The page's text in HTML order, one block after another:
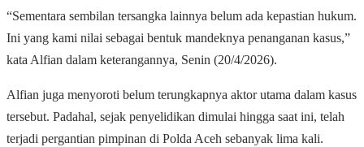
“Sementara sembilan tersangka lainnya belum ada kepastian hukum.
Ini yang kami nilai sebagai bentuk mandeknya penanganan kasus,”
kata Alfian dalam keterangannya, Senin (20/4/2026).
Alfian juga menyoroti belum terungkapnya aktor utama dalam kasus
tersebut. Padahal, sejak penyelidikan dimulai hingga saat ini, telah
terjadi pergantian pimpinan di Polda Aceh sebanyak lima kali.